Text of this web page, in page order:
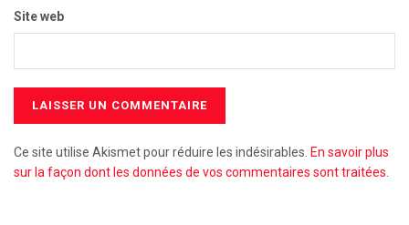
Site web
Ce site utilise Akismet pour réduire les indésirables. En savoir plus
sur la façon dont les données de vos commentaires sont traitées